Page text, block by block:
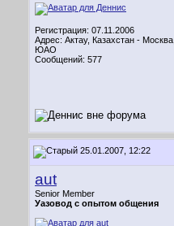
Регистрация: 07.11.2006
Адрес: Актау, Казахстан - Москва,
ЮАО
Сообщений: 577
25.01.2007, 12:22
aut
Senior Member
Уазовод с опытом общения